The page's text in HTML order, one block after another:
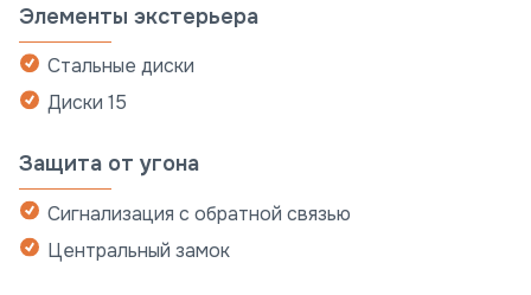
Элементы экстерьера
Стальные диски
Диски 15
Защита от угона
Сигнализация с обратной связью
Центральный замок